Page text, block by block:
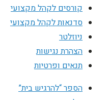
קורסים לקהל מקצועי
סדנאות לקהל מקצועי
ניוזלטר
הצהרת נגישות
תנאים ופרטיות
הספר “להרגיש בית”